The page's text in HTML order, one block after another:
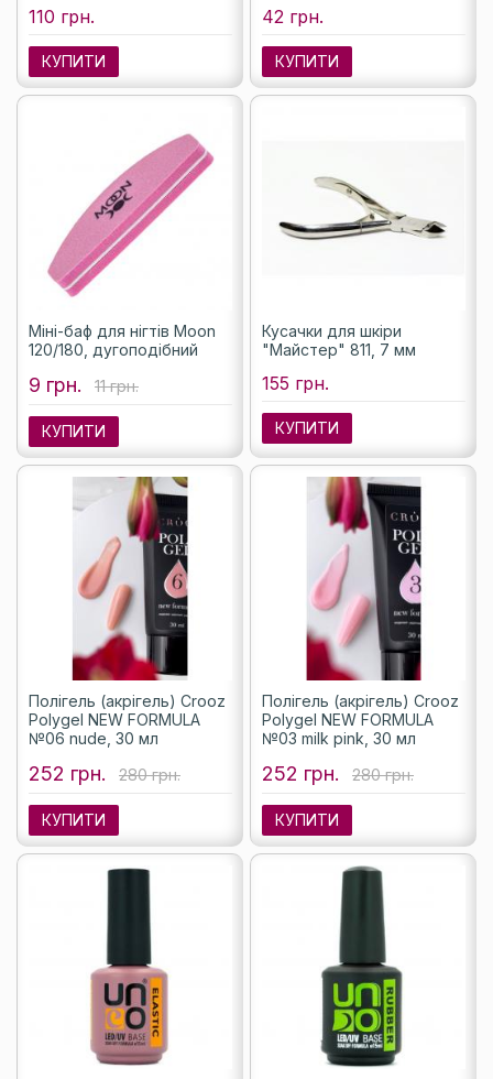
110 грн.
КУПИТИ
42 грн.
КУПИТИ
Міні-баф для нігтів Moon
120/180, дугоподібний
9 грн. 11 грн.
КУПИТИ
Кусачки для шкіри
"Майстер" 811, 7 мм
155 грн.
КУПИТИ
Полігель (акрігель) Crooz
Polygel NEW FORMULA
№06 nude, 30 мл
252 грн. 280 грн.
КУПИТИ
Полігель (акрігель) Crooz
Polygel NEW FORMULA
№03 milk pink, 30 мл
252 грн. 280 грн.
КУПИТИ